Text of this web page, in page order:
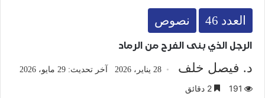
العدد 46 نصوص
الرجل الذي بنى الفرح من الرماد
د. فيصل خلف 28 يناير، 2026 آخر تحديث: 29 مايو، 2026
191